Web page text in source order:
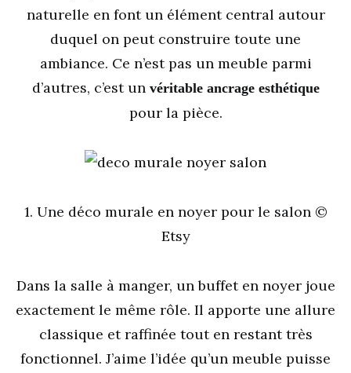
naturelle en font un élément central autour
duquel on peut construire toute une
ambiance. Ce n’est pas un meuble parmi
d’autres, c’est un véritable ancrage esthétique
pour la pièce.
1. Une déco murale en noyer pour le salon ©
Etsy
Dans la salle à manger, un buffet en noyer joue
exactement le même rôle. Il apporte une allure
classique et raffinée tout en restant très
fonctionnel. J’aime l’idée qu’un meuble puisse